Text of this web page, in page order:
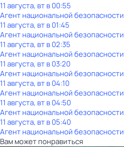
11 августа, вт в 00:55
Агент национальной безопасности
11 августа, вт в 01:45
Агент национальной безопасности
11 августа, вт в 02:35
Агент национальной безопасности
11 августа, вт в 03:20
Агент национальной безопасности
11 августа, вт в 04:10
Агент национальной безопасности
11 августа, вт в 04:50
Агент национальной безопасности
11 августа, вт в 05:40
Агент национальной безопасности
Вам может понравиться